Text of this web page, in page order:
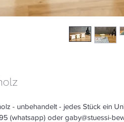
- unbehandelt - jedes Stück ein
(whatsapp) oder gaby@stuessi-